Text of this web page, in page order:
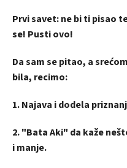
Prvi savet: ne bi ti pisao
se! Pusti ovo!
Da sam se pitao, a
bila, recimo:
1. Najava i dodela
2. "Bata Aki" da kaže
i manje.